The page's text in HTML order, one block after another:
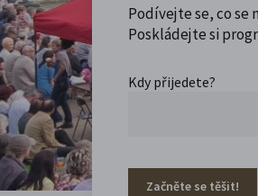
Podívejte se, co se
Poskládejte si
Kdy přijedete?
Začněte se těšit!